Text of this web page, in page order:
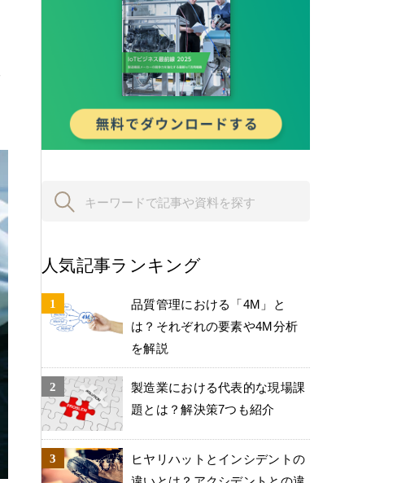
人気記事ランキング
品質管理における「4M」と
は？それぞれの要素や4M分析
を解説
製造業における代表的な現場課
題とは？解決策7つも紹介
ヒヤリハットとインシデントの